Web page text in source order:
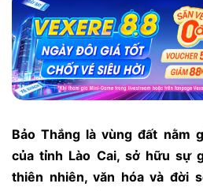
Bảo Thắng là vùng đất nằm
của tỉnh Lào Cai, sở hữu sự
thiên nhiên, văn hóa và đời